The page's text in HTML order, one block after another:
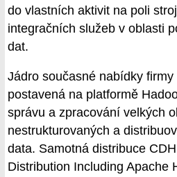
do vlastních aktivit na poli
integračních služeb v oblasti
dat.
Jádro současné nabídky
postavená na platformě
správu a zpracování velkých
nestrukturovaných a
data. Samotná distribuce
Distribution Including Apache